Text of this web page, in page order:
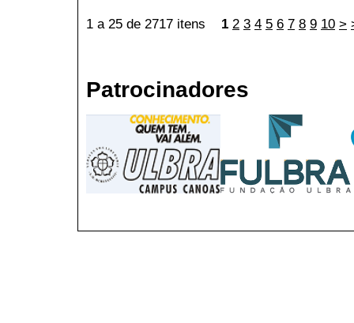
1 a 25 de 2717 itens 1 2 3 4 5 6 7 8 9 10 >
Patrocinadores